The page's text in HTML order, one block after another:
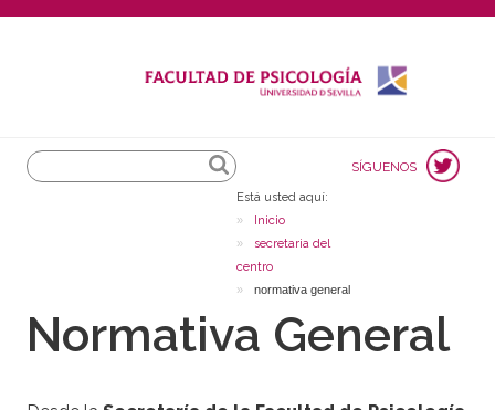
Search
SÍGUENOS
Está usted aquí:
Inicio
secretaria del
centro
normativa general
Normativa General